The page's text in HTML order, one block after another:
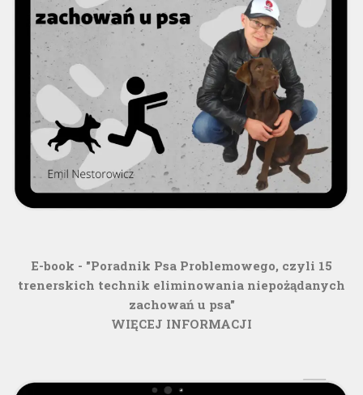
E-book - "Poradnik Psa Problemowego, czyli 15
trenerskich technik eliminowania niepożądanych
zachowań u psa"
WIĘCEJ INFORMACJI